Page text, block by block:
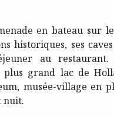
en bateau sur
historiques, ses
au
plus grand lac de
musée-village en
nuit.